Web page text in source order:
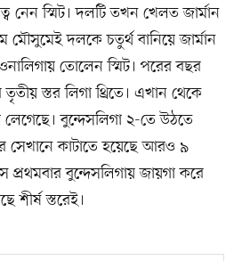
নেন স্মিট। দলটি তখন খেলত জার্মান
মৌসুমেই দলকে চতুর্থ বানিয়ে জার্মান
তোলেন স্মিট। পরের বছর
স্তর লিগা থ্রিতে। এখান থেকে
বুন্দেসলিগা ২-তে উঠতে
কাটাতে হয়েছে আরও ৯
বুন্দেসলিগায় জায়গা করে
স্তরেই।